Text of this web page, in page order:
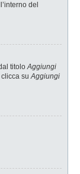
del
titoloAggiungi
clicca suAggiungi